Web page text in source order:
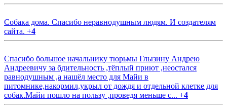
Собака дома. Спасибо неравнодушным людям. И создателям
сайта. +4
Спасибо большое начальнику тюрьмы Глызину Андрею
Андреевичу за бдительность ,тёплый приют ,неостался
равнодушным ,а нашёл место для Майи в
питомнике,накормил,укрыл от дождя и отдельной клетке для
собак.Майи пошло на пользу ,проведя меньше с... +4